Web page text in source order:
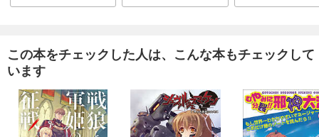
この本をチェックした人は、こんな本もチェックして
います